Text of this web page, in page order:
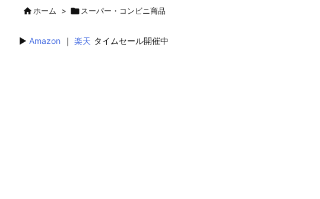
ホーム >  スーパー・コンビニ商品
▶︎ Amazon ｜ 楽天 タイムセール開催中